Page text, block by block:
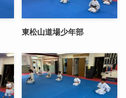
東松山道場少年部